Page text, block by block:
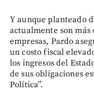
Y aunque planteado
actualmente son
empresas, Pardo
un costo fiscal
los ingresos del
de sus obligaciones
Política”.